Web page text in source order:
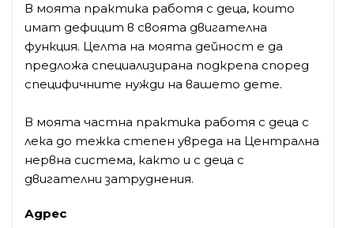
В моята практика работя с деца, които
имат дефицит в своята двигателна
функция. Целта на моята дейност е да
предложа специализирана подкрепа според
специфичните нужди на вашето дете.
В моята частна практика работя с деца с
лека до тежка степен увреда на Централна
нервна система, както и с деца с
двигателни затруднения.
Адрес